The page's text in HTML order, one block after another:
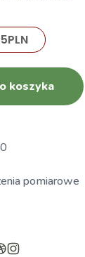
PLN
koszyka
pomiarowe